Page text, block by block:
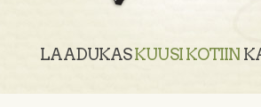
LAADUKASKUUSI KOTIIN